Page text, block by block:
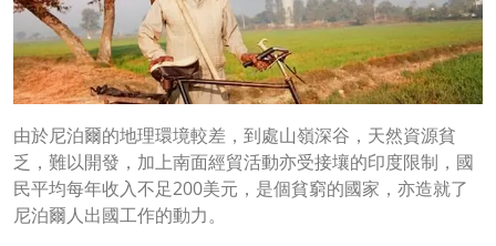
由於尼泊爾的地理環境較差，到處山嶺深谷，天然資源貧
乏，難以開發，加上南面經貿活動亦受接壤的印度限制，國
民平均每年收入不足200美元，是個貧窮的國家，亦造就了
尼泊爾人出國工作的動力。